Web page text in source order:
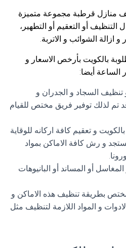
قرطبة مجموعة متميزة
أو التعقيم أو التطهير،
الشوائب و الاتربة.
بالكويت بأرخص الاسعار و
أيضا:
السجاد و الجدران و
تم لذلك توفير فريق مختص للقيام
24 ساعة بالكويت و تعقيم كافة اركانه للوقاية
و رش كافة الاماكن بمواد
أو المساند أو البانيوهات
بطريقة تنظيف هذه الاماكن و
و المواد اللازمة لتنظيف مثل